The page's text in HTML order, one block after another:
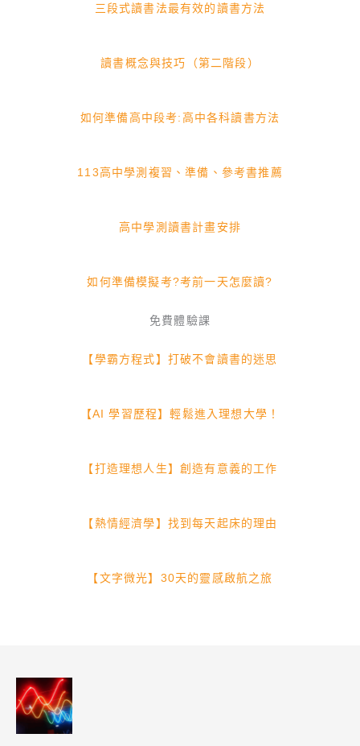
三段式讀書法最有效的讀書方法
讀書概念與技巧（第二階段）
如何準備高中段考:高中各科讀書方法
113高中學測複習、準備、參考書推薦
高中學測讀書計畫安排
如何準備模擬考?考前一天怎麼讀?
免費體驗課
【學霸方程式】打破不會讀書的迷思
【AI 學習歷程】輕鬆進入理想大學！
【打造理想人生】創造有意義的工作
【熱情經濟學】找到每天起床的理由
【文字微光】30天的靈感啟航之旅